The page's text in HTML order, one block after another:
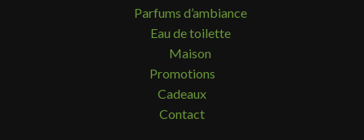
Parfums d’ambiance
Eau de toilette
Maison
Promotions
Cadeaux
Contact